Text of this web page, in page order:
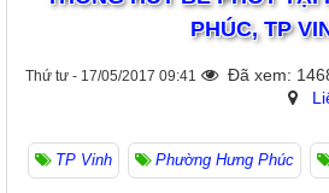
PHÚC, TP
Thứ tư - 17/05/2017 09:41
Đã xem:
TP Vinh Phường Hưng Phúc